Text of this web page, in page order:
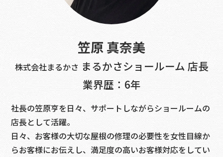
笠原 真奈美
株式会社まるかさ まるかさショールーム 店長
業界歴：6年
社長の笠原亨を日々、サポートしながらショールームの
店長として活躍。
日々、お客様の大切な屋根の修理の必要性を女性目線か
らお客様にお伝えし、満足度の高いお客様対応をしてい